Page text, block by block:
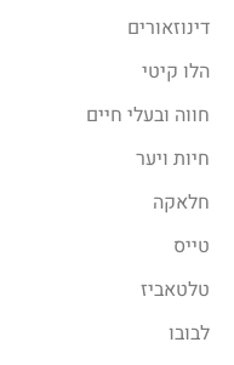
דינוזאורים
הלו קיטי
חווה ובעלי חיים
חיות ויער
חלאקה
טייס
טלטאביז
לבובו